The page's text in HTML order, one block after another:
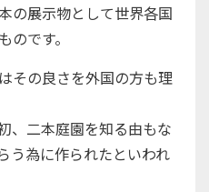
の展示物として世界各国
のです。
その良さを外国の方も理
、二本庭園を知る由もな
う為に作られたといわれ